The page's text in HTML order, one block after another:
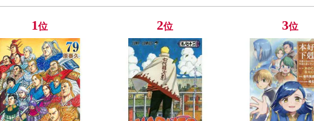
1位 2位 3位